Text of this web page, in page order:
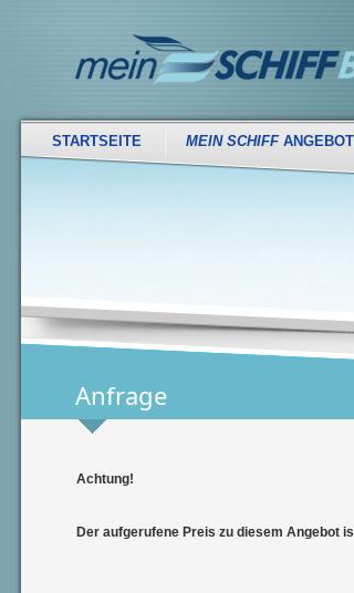
STARTSEITE MEIN SCHIFF
Anfrage
Achtung!
Der aufgerufene Preis zu diesem Angebot